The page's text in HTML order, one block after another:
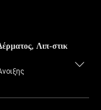
Λιπ-στικ